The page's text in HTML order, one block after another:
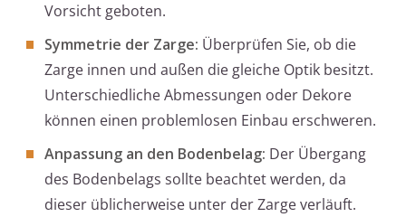
Vorsicht geboten.
Symmetrie der Zarge: Überprüfen Sie, ob die
Zarge innen und außen die gleiche Optik besitzt.
Unterschiedliche Abmessungen oder Dekore
können einen problemlosen Einbau erschweren.
Anpassung an den Bodenbelag: Der Übergang
des Bodenbelags sollte beachtet werden, da
dieser üblicherweise unter der Zarge verläuft.